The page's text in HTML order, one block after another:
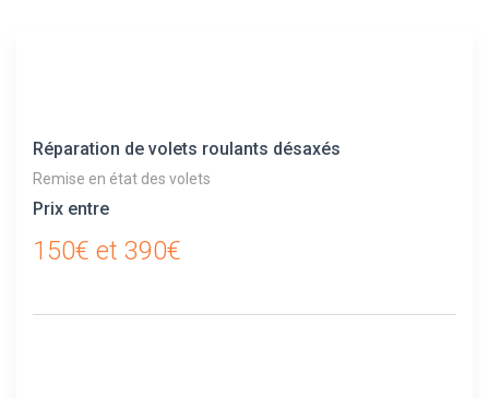
Réparation de volets roulants désaxés
Remise en état des volets
Prix entre
150€ et 390€